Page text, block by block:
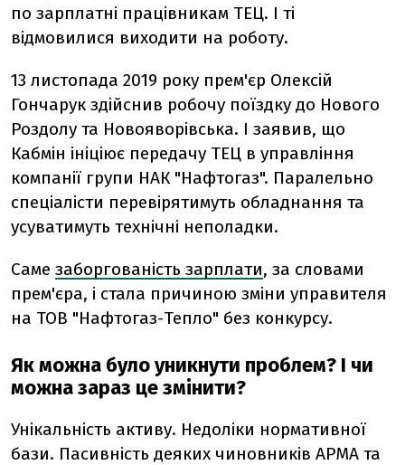
по зарплатні працівникам ТЕЦ. І ті
відмовилися виходити на роботу.
13 листопада 2019 року прем'єр Олексій
Гончарук здійснив робочу поїздку до Нового
Роздолу та Новояворівська. І заявив, що
Кабмін ініціює передачу ТЕЦ в управління
компанії групи НАК "Нафтогаз". Паралельно
спеціалісти перевірятимуть обладнання та
усуватимуть технічні неполадки.
Саме заборгованість зарплати, за словами
прем'єра, і стала причиною зміни управителя
на ТОВ "Нафтогаз-Тепло" без конкурсу.
Як можна було уникнути проблем? І чи
можна зараз це змінити?
Унікальність активу. Недоліки нормативної
бази. Пасивність деяких чиновників АРМА та